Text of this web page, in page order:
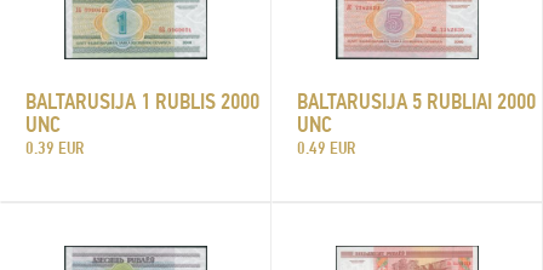
BALTARUSIJA 1 RUBLIS 2000
UNC
0.39 EUR
BALTARUSIJA 5 RUBLIAI 2000
UNC
0.49 EUR